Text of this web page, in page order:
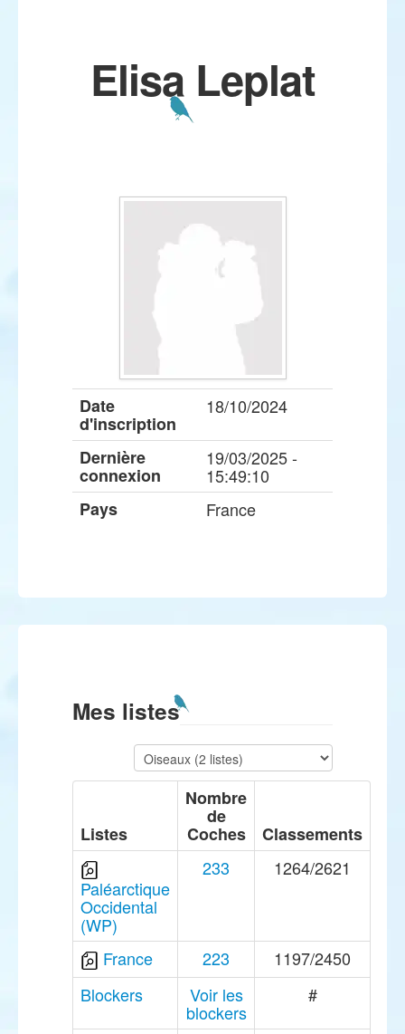
Elisa Leplat
Date
d'inscription
18/10/2024
Dernière
connexion
19/03/2025 -
15:49:10
Pays
France
Mes listes
Listes
Nombre
de
Coches Classements
Paléarctique
Occidental
(WP)
233 1264/2621
France 223
1197/2450
Blockers
Voir les
blockers
#